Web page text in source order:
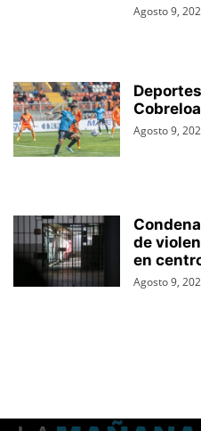
Agosto 9,
Agosto 9,
de
en
Agosto 9,